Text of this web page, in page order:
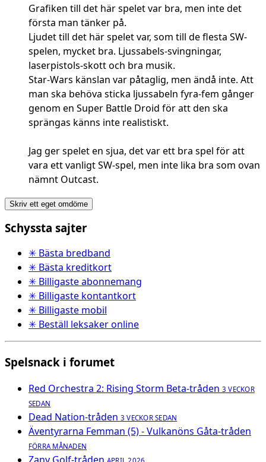
Grafiken till det här spelet var bra, men inte det
första man tänker på.
Ljudet till det här spelet var, som till de flesta SW-
spelen, mycket bra. Ljussabels-svingningar,
laserpistols-skott och bra musik.
Star-Wars känslan var påtaglig, men ändå inte. Att
man ska behöva sticka ljussabeln fyra-fem gånger
genom en Super Battle Droid för att den ska
sprängas känns inte realistiskt.
Jag ger spelet en sjua, det var ett bra spel för att
vara ett vanligt SW-spel, men inte lika bra som ovan
nämnt Outcast.
Skriv ett eget omdöme
Schyssta sajter
✳ Bästa bredband
✳ Bästa kreditkort
✳ Billigaste abonnemang
✳ Billigaste kontantkort
✳ Billigaste mobil
✳ Beställ leksaker online
Spelsnack i forumet
Red Orchestra 2: Rising Storm Beta-tråden 3 VECKOR
SEDAN
Dead Nation-tråden 3 VECKOR SEDAN
Äventyrarna Femman (5) - Vulkanöns Gåta-tråden
FÖRRA MÅNADEN